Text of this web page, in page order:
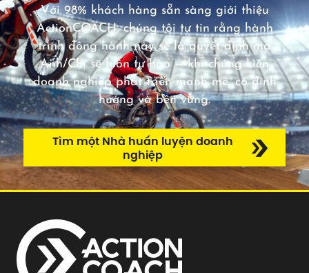
Với 98% khách hàng sẵn sàng giới thiệu
ActionCOACH, chúng tôi tự tin rằng hành
trình đồng hành này sẽ là quyết định mà
Anh/Chị sẽ luôn tự hào — khi chứng kiến
doanh nghiệp phát triển mạnh mẽ, có định
hướng và bền vững.
Tìm một Nhà huấn luyện doanh
nghiệp